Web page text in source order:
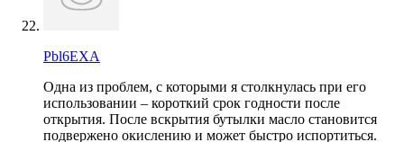
Pbl6EXA
Одна из проблем, с которыми я столкнулась при его
использовании – короткий срок годности после
открытия. После вскрытия бутылки масло становится
подвержено окислению и может быстро испортиться.